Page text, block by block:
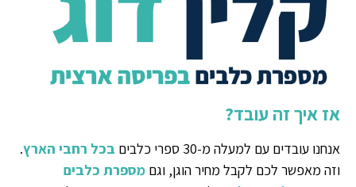
אז איך זה עובד?
אנחנו עובדים עם למעלה מ-30 ספרי כלבים בכל רחבי הארץ.
וזה מאפשר לכם לקבל מחיר הוגן, וגם מספרת כלבים